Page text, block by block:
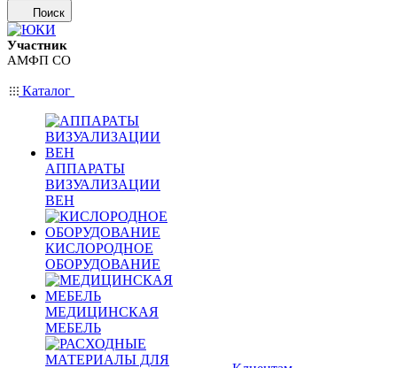
Поиск
Участник
АМФП СО
Каталог
АППАРАТЫ
ВИЗУАЛИЗАЦИИ
ВЕН
КИСЛОРОДНОЕ
ОБОРУДОВАНИЕ
МЕДИЦИНСКАЯ
МЕБЕЛЬ